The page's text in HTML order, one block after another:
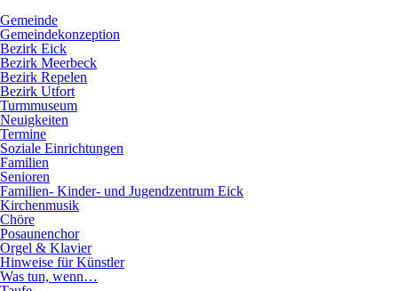
Hauptnavigation
Gemeinde
Gemeindekonzeption
Bezirk Eick
Bezirk Meerbeck
Bezirk Repelen
Bezirk Utfort
Turmmuseum
Neuigkeiten
Termine
Soziale Einrichtungen
Familien
Senioren
Familien- Kinder- und Jugendzentrum Eick
Kirchenmusik
Chöre
Posaunenchor
Orgel & Klavier
Hinweise für Künstler
Was tun, wenn…